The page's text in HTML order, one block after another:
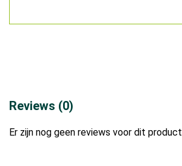
Reviews (0)
Er zijn nog geen reviews voor dit product